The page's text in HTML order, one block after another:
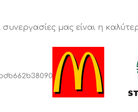
συνεργασίες μας είναι η